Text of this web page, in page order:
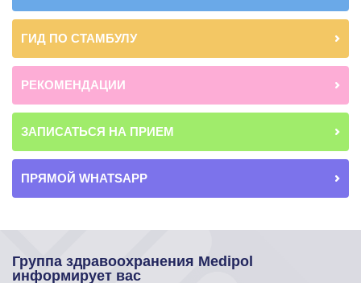
ГИД ПО СТАМБУЛУ
РЕКОМЕНДАЦИИ
ЗАПИСАТЬСЯ НА ПРИЕМ
ПРЯМОЙ WHATSAPP
Группа здравоохранения Medipol
информирует вас